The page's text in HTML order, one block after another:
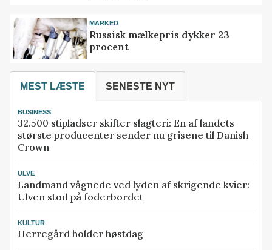
MARKED
Russisk mælkepris dykker 23
procent
MEST LÆSTE SENESTE NYT
BUSINESS
32.500 stipladser skifter slagteri: En af landets
største producenter sender nu grisene til Danish
Crown
ULVE
Landmand vågnede ved lyden af skrigende kvier:
Ulven stod på foderbordet
KULTUR
Herregård holder høstdag